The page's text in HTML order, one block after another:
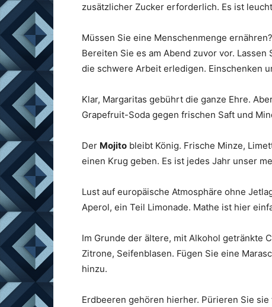
zusätzlicher Zucker erforderlich. Es ist
Müssen Sie eine Menschenmenge
Bereiten Sie es am Abend zuvor vor.
die schwere Arbeit erledigen. Einschenken
Klar, Margaritas gebührt die ganze Ehre.
Grapefruit-Soda gegen frischen Saft und
Der Mojito bleibt König. Frische Minze,
einen Krug geben. Es ist jedes Jahr unser
Lust auf europäische Atmosphäre ohne
Aperol, ein Teil Limonade. Mathe ist hier
Im Grunde der ältere, mit Alkohol getränkte
Zitrone, Seifenblasen. Fügen Sie eine
hinzu.
Erdbeeren gehören hierher. Pürieren Sie sie